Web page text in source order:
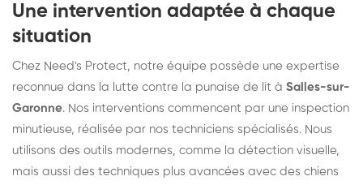
Une intervention adaptée à chaque
situation
Chez Need's Protect, notre équipe possède une expertise
reconnue dans la lutte contre la punaise de lit à Salles-sur-
Garonne. Nos interventions commencent par une inspection
minutieuse, réalisée par nos techniciens spécialisés. Nous
utilisons des outils modernes, comme la détection visuelle,
mais aussi des techniques plus avancées avec des chiens